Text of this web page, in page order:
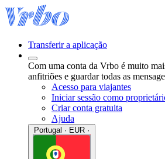
Transferir a aplicação
Com uma conta da Vrbo é muito
anfitriões e guardar todas as
Acesso para viajantes
Iniciar sessão como
Criar conta gratuita
Ajuda